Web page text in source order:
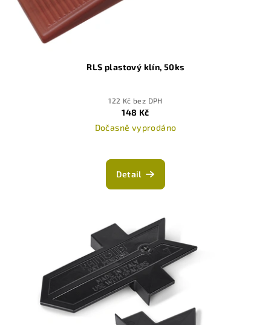
RLS plastový klín, 50ks
122 Kč bez DPH
148 Kč
Dočasně vyprodáno
Detail